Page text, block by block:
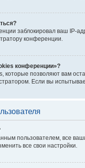
заблокировал ваш IP-
конференции.
конференции»?
которые позволяют вам
Если вы
пользователем, все
все свои настройки.